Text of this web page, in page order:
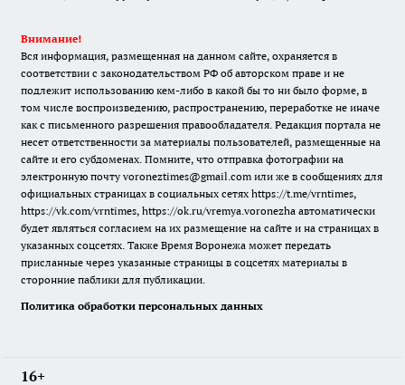
Внимание!
Вся информация, размещенная на данном сайте, охраняется в
соответствии с законодательством РФ об авторском праве и не
подлежит использованию кем-либо в какой бы то ни было форме, в
том числе воспроизведению, распространению, переработке не иначе
как с письменного разрешения правообладателя. Редакция портала не
несет ответственности за материалы пользователей, размещенные на
сайте и его субдоменах. Помните, что отправка фотографии на
электронную почту voroneztimes@gmail.com или же в сообщениях для
официальных страницах в социальных сетях https://t.me/vrntimes,
https://vk.com/vrntimes, https://ok.ru/vremya.voronezha автоматически
будет являться согласием на их размещение на сайте и на страницах в
указанных соцсетях. Также Время Воронежа может передать
присланные через указанные страницы в соцсетях материалы в
сторонние паблики для публикации.
Политика обработки персональных данных
16+